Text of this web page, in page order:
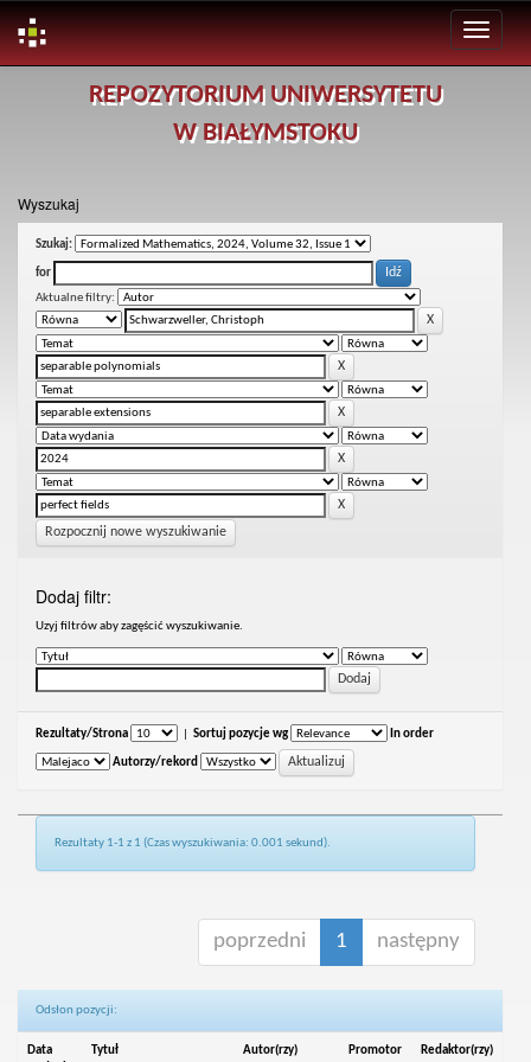
REPOZYTORIUM UNIWERSYTETU
W BIAŁYMSTOKU
Wyszukaj
Szukaj:
for
Aktualne filtry:
Rozpocznij nowe wyszukiwanie
Dodaj filtr:
Uzyj filtrów aby zagęścić wyszukiwanie.
Rezultaty/Strona Sortuj pozycje wg In order
Autorzy/rekord
Rezultaty 1-1 z 1 (Czas wyszukiwania: 0.001 sekund).
poprzedni 1 następny
Odsłon pozycji:
Data Tytuł Autor(rzy) Promotor Redaktor(rzy)